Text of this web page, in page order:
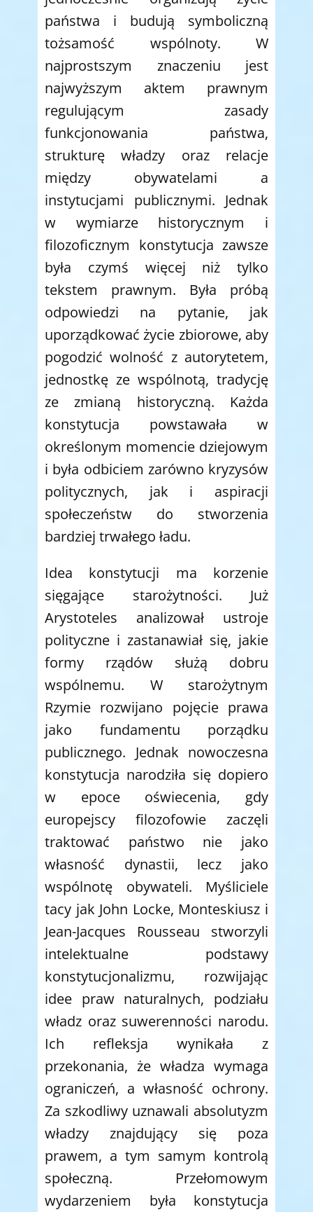
państwa i budują symboliczną
tożsamość wspólnoty. W
najprostszym znaczeniu jest
najwyższym aktem prawnym
regulującym zasady
funkcjonowania państwa,
strukturę władzy oraz relacje
między obywatelami a
instytucjami publicznymi. Jednak
w wymiarze historycznym i
filozoficznym konstytucja zawsze
była czymś więcej niż tylko
tekstem prawnym. Była próbą
odpowiedzi na pytanie, jak
uporządkować życie zbiorowe, aby
pogodzić wolność z autorytetem,
jednostkę ze wspólnotą, tradycję
ze zmianą historyczną. Każda
konstytucja powstawała w
określonym momencie dziejowym
i była odbiciem zarówno kryzysów
politycznych, jak i aspiracji
społeczeństw do stworzenia
bardziej trwałego ładu.
Idea konstytucji ma korzenie
sięgające starożytności. Już
Arystoteles analizował ustroje
polityczne i zastanawiał się, jakie
formy rządów służą dobru
wspólnemu. W starożytnym
Rzymie rozwijano pojęcie prawa
jako fundamentu porządku
publicznego. Jednak nowoczesna
konstytucja narodziła się dopiero
w epoce oświecenia, gdy
europejscy filozofowie zaczęli
traktować państwo nie jako
własność dynastii, lecz jako
wspólnotę obywateli. Myśliciele
tacy jak John Locke, Monteskiusz i
Jean-Jacques Rousseau stworzyli
intelektualne podstawy
konstytucjonalizmu, rozwijając
idee praw naturalnych, podziału
władz oraz suwerenności narodu.
Ich refleksja wynikała z
przekonania, że władza wymaga
ograniczeń, a własność ochrony.
Za szkodliwy uznawali absolutyzm
władzy znajdujący się poza
prawem, a tym samym kontrolą
społeczną. Przełomowym
wydarzeniem była konstytucja